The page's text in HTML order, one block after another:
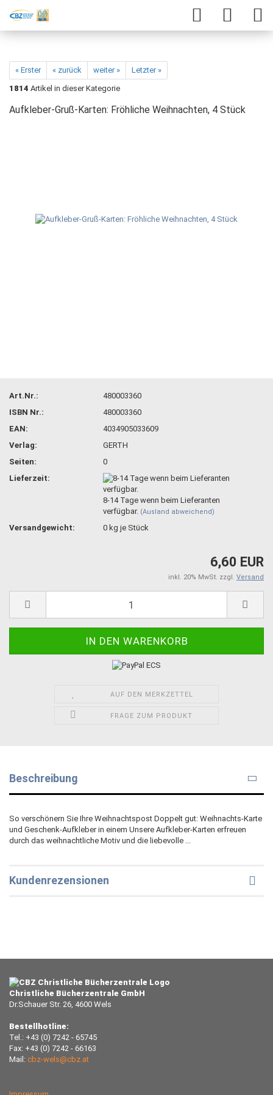
« Erster « zurück weiter »
Letzter »
1814 Artikel in dieser Kategorie
Aufkleber-Gruß-Karten: Fröhliche Weihnachten, 4 Stück
Art.Nr.:
480003360
ISBN Nr.:
480003360
EAN:
4034905033609
Verlag:
GERTH
Seiten:
0
Lieferzeit:
8-14 Tage wenn beim Lieferanten
verfügbar. (Ausland abweichend)
Versandgewicht: 0 kg je Stück
6,60 EUR
inkl. 20% MwSt. zzgl. Versand
AUF DEN MERKZETTEL
FRAGE ZUM PRODUKT
Beschreibung
So verschönern Sie Ihre Weihnachtspost Doppelt gut: Weihnachts-Karte
und Geschenk-Aufkleber in einem Unsere Aufkleber-Karten erfreuen
durch das weihnachtliche Motiv und die liebevolle ...
Kundenrezensionen
Christliche Bücherzentrale GmbH
Dr.Schauer Str. 26, 4600 Wels
Bestellhotline:
Tel.: +43 (0) 7242 - 65745
Fax: +43 (0) 7242 - 66163
Mail: cbz-wels@cbz.at